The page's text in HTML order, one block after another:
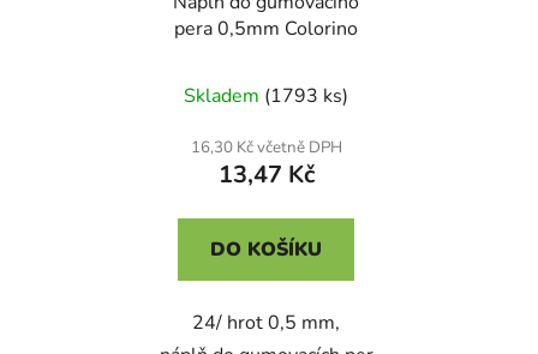
pera 0,5mm Colorino
Skladem (1793 ks)
16,30 Kč včetně DPH
13,47 Kč
DO KOŠÍKU
24/ hrot 0,5 mm,